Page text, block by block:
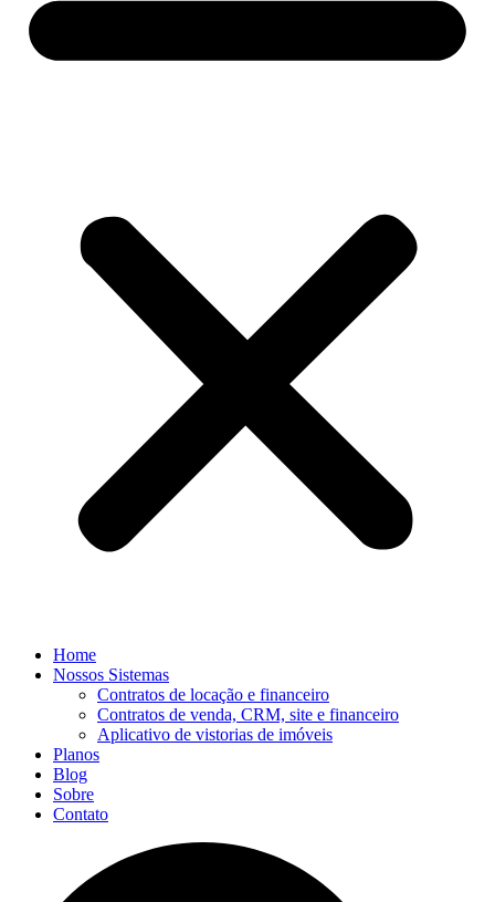
Home
Nossos Sistemas
Contratos de locação e financeiro
Contratos de venda, CRM, site e financeiro
Aplicativo de vistorias de imóveis
Planos
Blog
Sobre
Contato